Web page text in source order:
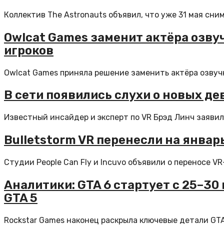
Коллектив The Astronauts объявил, что уже 31 мая
Owlcat Games заменит актёра
игроков
Owlcat Games приняла решение заменить актёра
В сети появились слухи о новых
Известный инсайдер и эксперт по VR Брэд Линч
Bulletstorm VR перенесли на
Студии People Can Fly и Incuvo объявили о переносе
Аналитики: GTA 6 стартует с
GTA 5
Rockstar Games наконец раскрыла ключевые детали